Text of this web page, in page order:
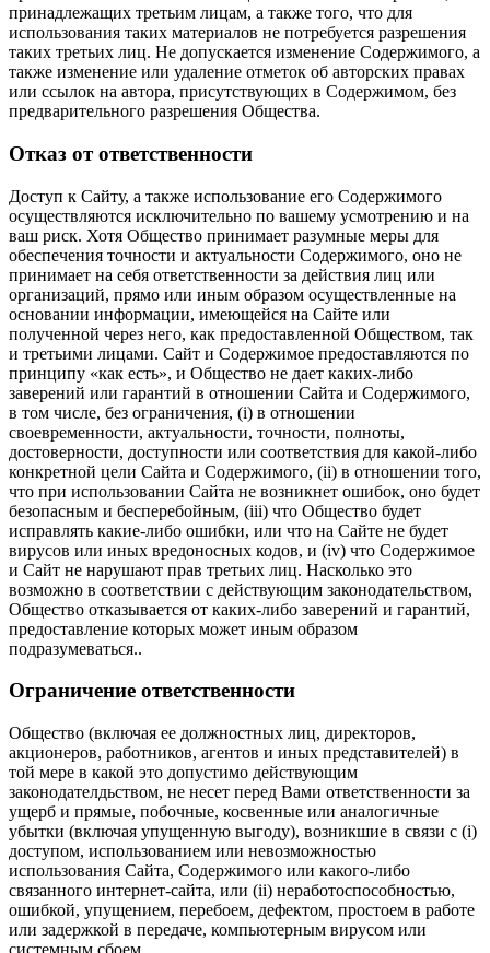
принадлежащих третьим лицам, а также того, что для
использования таких материалов не потребуется разрешения
таких третьих лиц. Не допускается изменение Содержимого, а
также изменение или удаление отметок об авторских правах
или ссылок на автора, присутствующих в Содержимом, без
предварительного разрешения Общества.
Отказ от ответственности
Доступ к Сайту, а также использование его Содержимого
осуществляются исключительно по вашему усмотрению и на
ваш риск. Хотя Общество принимает разумные меры для
обеспечения точности и актуальности Содержимого, оно не
принимает на себя ответственности за действия лиц или
организаций, прямо или иным образом осуществленные на
основании информации, имеющейся на Сайте или
полученной через него, как предоставленной Обществом, так
и третьими лицами. Сайт и Содержимое предоставляются по
принципу «как есть», и Общество не дает каких-либо
заверений или гарантий в отношении Сайта и Содержимого,
в том числе, без ограничения, (i) в отношении
своевременности, актуальности, точности, полноты,
достоверности, доступности или соответствия для какой-либо
конкретной цели Сайта и Содержимого, (ii) в отношении того,
что при использовании Сайта не возникнет ошибок, оно будет
безопасным и бесперебойным, (iii) что Общество будет
исправлять какие-либо ошибки, или что на Сайте не будет
вирусов или иных вредоносных кодов, и (iv) что Содержимое
и Сайт не нарушают прав третьих лиц. Насколько это
возможно в соответствии с действующим законодательством,
Общество отказывается от каких-либо заверений и гарантий,
предоставление которых может иным образом
подразумеваться..
Ограничение ответственности
Общество (включая ее должностных лиц, директоров,
акционеров, работников, агентов и иных представителей) в
той мере в какой это допустимо действующим
законодателдьством, не несет перед Вами ответственности за
ущерб и прямые, побочные, косвенные или аналогичные
убытки (включая упущенную выгоду), возникшие в связи с (i)
доступом, использованием или невозможностью
использования Сайта, Содержимого или какого-либо
связанного интернет-сайта, или (ii) неработоспособностью,
ошибкой, упущением, перебоем, дефектом, простоем в работе
или задержкой в передаче, компьютерным вирусом или
системным сбоем.